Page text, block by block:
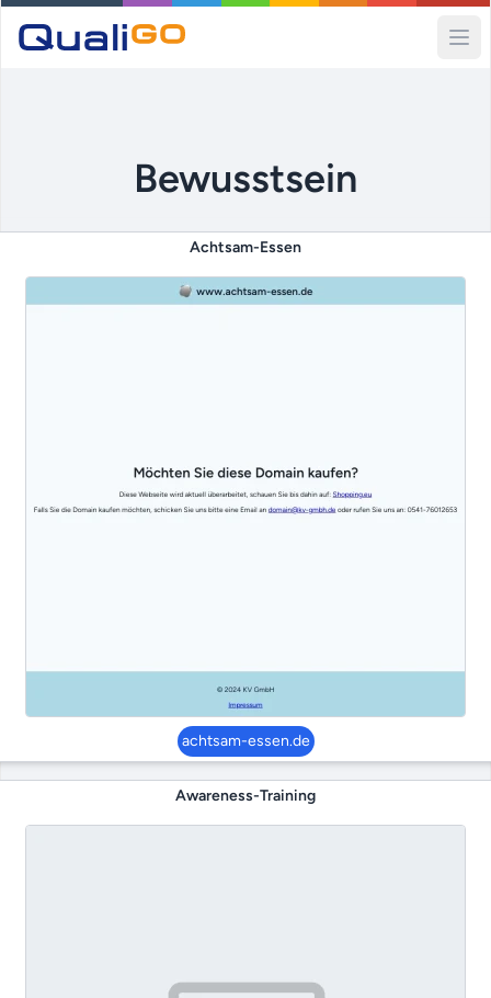
Bewusstsein
Achtsam-Essen
achtsam-essen.de
Awareness-Training